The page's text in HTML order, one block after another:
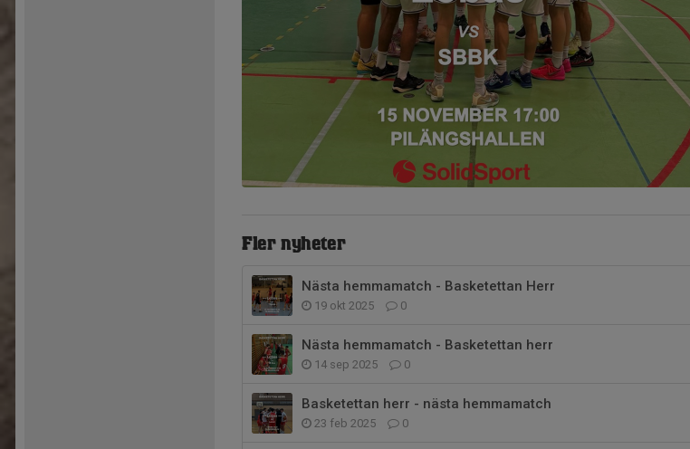
Fler nyheter
Nästa hemmamatch - Basketettan Herr
19 okt 2025 0
Nästa hemmamatch - Basketettan herr
14 sep 2025 0
Basketettan herr - nästa hemmamatch
23 feb 2025 0